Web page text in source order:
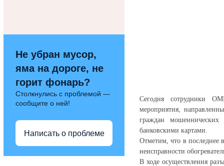
Не убран мусор,
яма на дороге, не
горит фонарь?
Столкнулись с проблемой —
сообщите о ней!
Написать о проблеме
Сегодня сотрудники
мероприятия,
граждан
банковскими картами.
Отметим, что в последнее
неисправности
В ходе осуществления